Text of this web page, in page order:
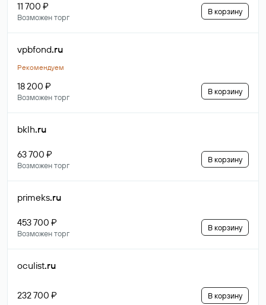
11 700 ₽
Возможен торг
В корзину
vpbfond.ru
Рекомендуем
18 200 ₽
Возможен торг
В корзину
bklh.ru
63 700 ₽
Возможен торг
В корзину
primeks.ru
453 700 ₽
Возможен торг
В корзину
oculist.ru
232 700 ₽ В корзину